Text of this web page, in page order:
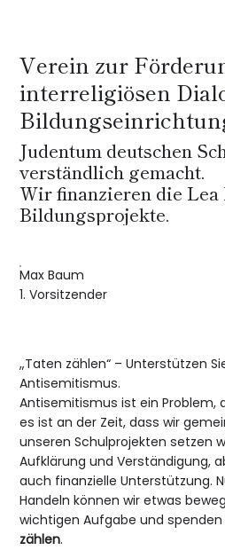
Verein zur
interreligiösen
Judentum deutschen
verständlich gemacht.
Wir finanzieren die Lea
Bildungsprojekte.
Max Baum
1. Vorsitzender
„Taten zählen“ – Unterstützen
Antisemitismus.
Antisemitismus ist ein Problem,
es ist an der Zeit, dass wir
unseren Schulprojekten setzen
Aufklärung und Verständigung,
auch finanzielle Unterstützung.
Handeln können wir etwas
wichtigen Aufgabe und
zählen.